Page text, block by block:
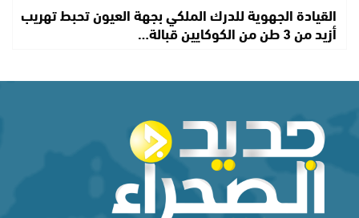
القيادة الجهوية للدرك الملكي بجهة العيون تحبط تهريب
أزيد من 3 طن من الكوكايين قبالة…